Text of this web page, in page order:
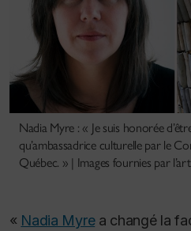
Nadia Myre : « Je suis honorée
qu’ambassadrice culturelle par le
Québec. » | Images fournies par
« Nadia Myrea changé la